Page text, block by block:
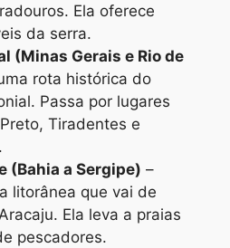
Ela oferece
da serra.
(Minas Gerais e Rio de
rota histórica do
Passa por lugares
Tiradentes e
(Bahia a Sergipe) –
litorânea que vai de
Ela leva a praias
pescadores.